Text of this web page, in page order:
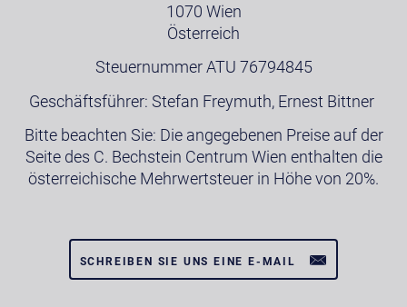
1070 Wien
Österreich
Steuernummer ATU 76794845
Geschäftsführer: Stefan Freymuth, Ernest Bittner
Bitte beachten Sie: Die angegebenen Preise auf der
Seite des C. Bechstein Centrum Wien enthalten die
österreichische Mehrwertsteuer in Höhe von 20%.
SCHREIBEN SIE UNS EINE E-MAIL